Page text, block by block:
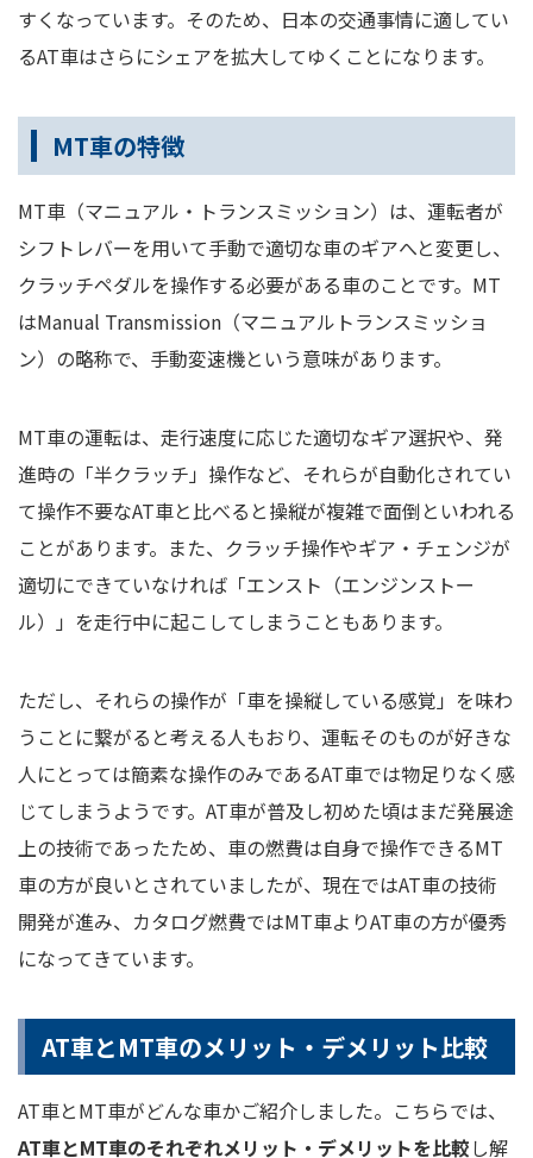
すくなっています。そのため、日本の交通事情に適してい
るAT車はさらにシェアを拡大してゆくことになります。
MT車の特徴
MT車（マニュアル・トランスミッション）は、運転者が
シフトレバーを用いて手動で適切な車のギアへと変更し、
クラッチペダルを操作する必要がある車のことです。MT
はManual Transmission（マニュアルトランスミッショ
ン）の略称で、手動変速機という意味があります。
MT車の運転は、走行速度に応じた適切なギア選択や、発
進時の「半クラッチ」操作など、それらが自動化されてい
て操作不要なAT車と比べると操縦が複雑で面倒といわれる
ことがあります。また、クラッチ操作やギア・チェンジが
適切にできていなければ「エンスト（エンジンストー
ル）」を走行中に起こしてしまうこともあります。
ただし、それらの操作が「車を操縦している感覚」を味わ
うことに繋がると考える人もおり、運転そのものが好きな
人にとっては簡素な操作のみであるAT車では物足りなく感
じてしまうようです。AT車が普及し初めた頃はまだ発展途
上の技術であったため、車の燃費は自身で操作できるMT
車の方が良いとされていましたが、現在ではAT車の技術
開発が進み、カタログ燃費ではMT車よりAT車の方が優秀
になってきています。
AT車とMT車のメリット・デメリット比較
AT車とMT車がどんな車かご紹介しました。こちらでは、
AT車とMT車のそれぞれメリット・デメリットを比較し解